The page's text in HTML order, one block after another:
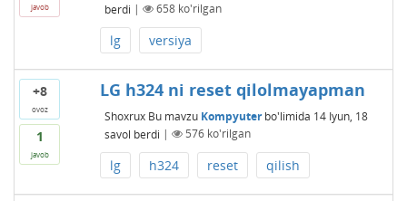
javob
berdi | 658ko'rilgan
lg versiya
+8
ovoz
1
javob
LG h324 ni reset qilolmayapman
Shoxrux Bu mavzu Kompyuterbo'limida 14 Iyun, 18
savol berdi | 576ko'rilgan
lg h324 reset qilish